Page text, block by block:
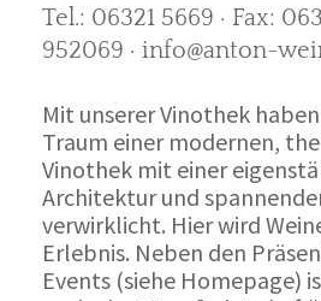
Tel.: 06321 5669 · Fax:
952069 · info@anton-
Mit unserer Vinothek
Traum einer modernen,
Vinothek mit einer
Architektur und
verwirklicht. Hier wird
Erlebnis. Neben den
Events (siehe Homepage)